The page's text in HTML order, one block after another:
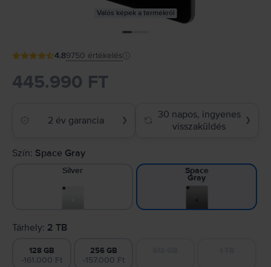
Valós képek a termékről
4.89750 értékelés
445.990 FT
2 év garancia ❯
30 napos, ingyenes
visszaküldés
❯
Szín: Space Gray
Silver Space
Gray
Tárhely: 2 TB
128 GB
-161.000 Ft
256 GB
-157.000 Ft